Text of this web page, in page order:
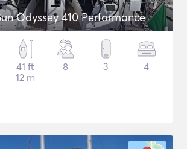
Odyssey 410 Performance
41 ft
12 m
8 3 4